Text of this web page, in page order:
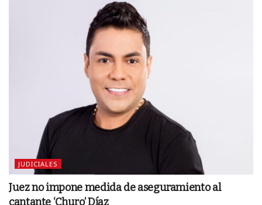
JUDICIALES
Juez no impone medida de aseguramiento al
cantante ‘Churo’ Díaz